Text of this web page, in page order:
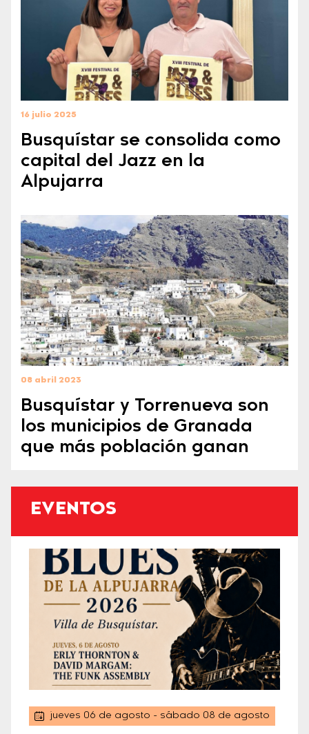
16 julio 2025
Busquístar se consolida como
capital del Jazz en la
Alpujarra
08 abril 2023
Busquístar y Torrenueva son
los municipios de Granada
que más población ganan
EVENTOS
jueves 06 de agosto - sábado 08 de agosto